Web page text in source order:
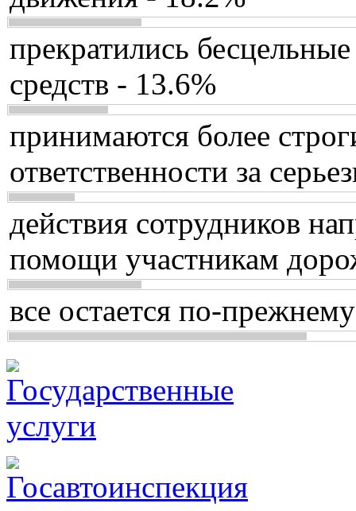
прекратились
средств - 13.6%
принимаются более
ответственности за
действия сотрудников
помощи участникам
все остается по-